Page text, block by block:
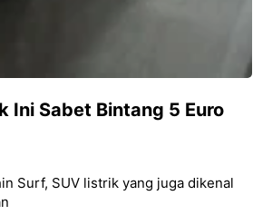
Ini Sabet Bintang 5 Euro
Surf, SUV listrik yang juga dikenal